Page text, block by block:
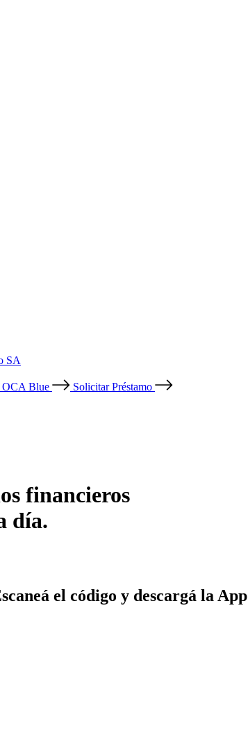
SA
OCA Blue
Solicitar Préstamo
financieros
día.
el código y descargá la App